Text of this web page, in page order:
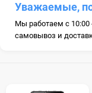
Уважаемые,
Мы работаем с 10:00
самовывоз и